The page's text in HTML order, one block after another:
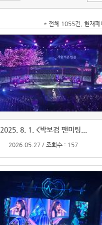
* 전체 1055건, 현재페
2025. 8. 1. <박보검 팬미팅...
2026.05.27 / 조회수 : 157